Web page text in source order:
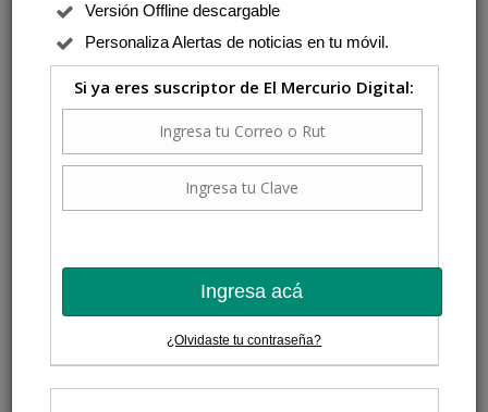
Versión Offline descargable
Personaliza Alertas de noticias en tu móvil.
Si ya eres suscriptor de El Mercurio Digital:
Ingresa acá
¿Olvidaste tu contraseña?